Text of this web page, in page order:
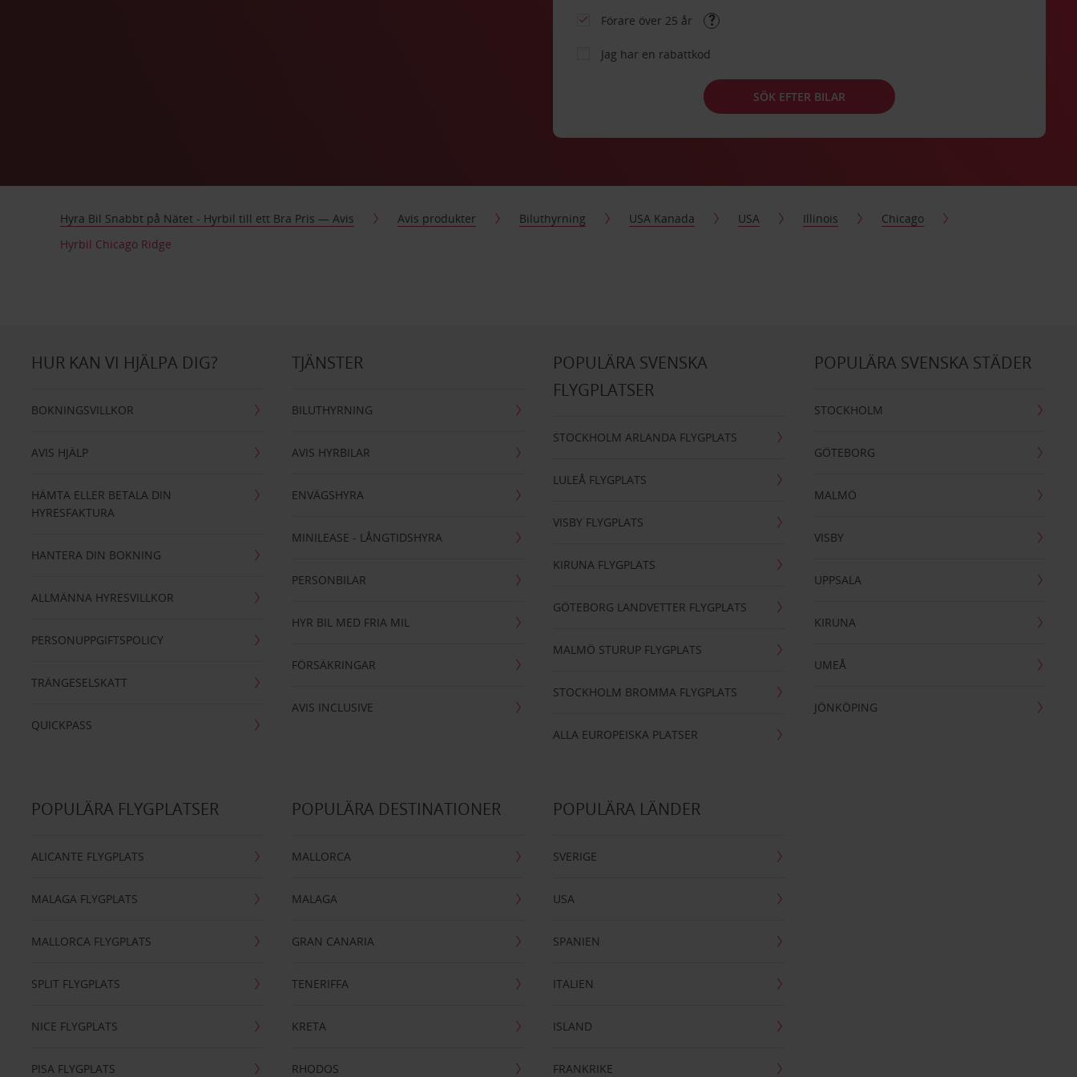
Förare över 25 år
Jag har en rabattkod
SÖK EFTER BILAR
Hyra Bil Snabbt på Nätet - Hyrbil till ett Bra Pris — Avis Avis produkter Biluthyrning USA Kanada USA Illinois
Chicago
Hyrbil Chicago Ridge
HUR KAN VI HJÄLPA DIG?
BOKNINGSVILLKOR
AVIS HJÄLP
HÄMTA ELLER BETALA DIN
HYRESFAKTURA
HANTERA DIN BOKNING
ALLMÄNNA HYRESVILLKOR
PERSONUPPGIFTSPOLICY
TRÄNGESELSKATT
QUICKPASS
TJÄNSTER
BILUTHYRNING
AVIS HYRBILAR
ENVÄGSHYRA
MINILEASE - LÅNGTIDSHYRA
PERSONBILAR
HYR BIL MED FRIA MIL
FÖRSÄKRINGAR
AVIS INCLUSIVE
POPULÄRA SVENSKA
FLYGPLATSER
STOCKHOLM ARLANDA FLYGPLATS
LULEÅ FLYGPLATS
VISBY FLYGPLATS
KIRUNA FLYGPLATS
GÖTEBORG LANDVETTER FLYGPLATS
MALMÖ STURUP FLYGPLATS
STOCKHOLM BROMMA FLYGPLATS
ALLA EUROPEISKA PLATSER
POPULÄRA SVENSKA STÄDER
STOCKHOLM
GÖTEBORG
MALMÖ
VISBY
UPPSALA
KIRUNA
UMEÅ
JÖNKÖPING
POPULÄRA FLYGPLATSER
ALICANTE FLYGPLATS
MALAGA FLYGPLATS
MALLORCA FLYGPLATS
SPLIT FLYGPLATS
NICE FLYGPLATS
PISA FLYGPLATS
POPULÄRA DESTINATIONER
MALLORCA
MALAGA
GRAN CANARIA
TENERIFFA
KRETA
RHODOS
POPULÄRA LÄNDER
SVERIGE
USA
SPANIEN
ITALIEN
ISLAND
FRANKRIKE